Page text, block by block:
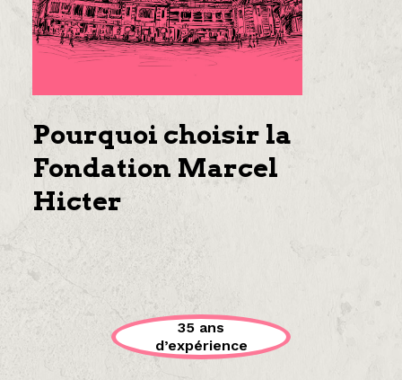
Pourquoi choisir la
Fondation Marcel
Hicter
35 ans
d’expérience